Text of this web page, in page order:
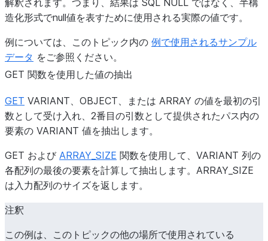
解釈されます。つまり、結果は SQL NULL ではなく、半構
造化形式でnull値を表すために使用される実際の値です。
例については、このトピック内の 例で使用されるサンプル
データ をご参照ください。
GET 関数を使用した値の抽出
GET VARIANT、OBJECT、または ARRAY の値を最初の引
数として受け入れ、2番目の引数として提供されたパス内の
要素の VARIANT 値を抽出します。
GET および ARRAY_SIZE 関数を使用して、VARIANT 列の
各配列の最後の要素を計算して抽出します。ARRAY_SIZE
は入力配列のサイズを返します。
注釈
この例は、このトピックの他の場所で使用されている